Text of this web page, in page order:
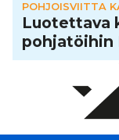
POHJOISVIITTA
Luo­tet­tava
poh­ja­töi­hin